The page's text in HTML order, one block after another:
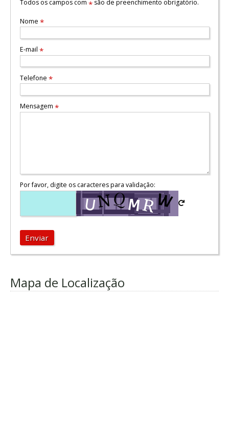
Todos os campos com *são de preenchimento obrigatório.
Nome *
E-mail *
Telefone *
Mensagem *
Por favor, digite os caracteres para validação:
Enviar
Mapa de Localização